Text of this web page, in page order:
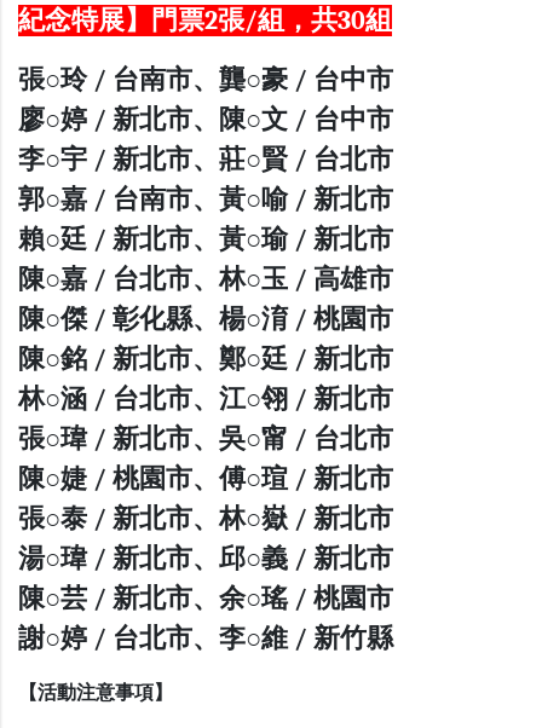
紀念特展】門票2張/組，共30組
張○玲 / 台南市、龔○豪 / 台中市
廖○婷 / 新北市、陳○文 / 台中市
李○宇 / 新北市、莊○賢 / 台北市
郭○嘉 / 台南市、黃○喻 / 新北市
賴○廷 / 新北市、黃○瑜 / 新北市
陳○嘉 / 台北市、林○玉 / 高雄市
陳○傑 / 彰化縣、楊○淯 / 桃園市
陳○銘 / 新北市、鄭○廷 / 新北市
林○涵 / 台北市、江○翎 / 新北市
張○瑋 / 新北市、吳○甯 / 台北市
陳○婕 / 桃園市、傅○瑄 / 新北市
張○泰 / 新北市、林○嶽 / 新北市
湯○瑋 / 新北市、邱○義 / 新北市
陳○芸 / 新北市、余○瑤 / 桃園市
謝○婷 / 台北市、李○維 / 新竹縣
【活動注意事項】